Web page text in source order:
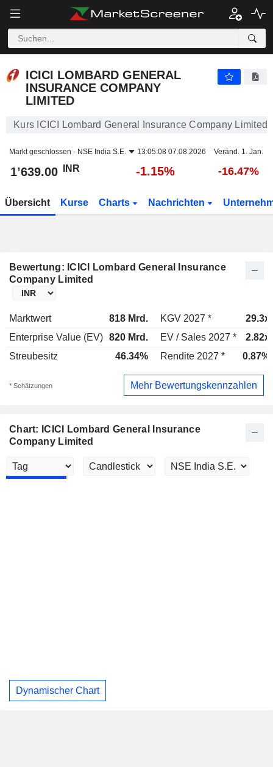
ICICI LOMBARD GENERAL
INSURANCE COMPANY
LIMITED
Kurs ICICI Lombard General Insurance Company Limited
Markt geschlossen - NSE India S.E. 13:05:08 07.08.2026 Veränd. 1. Jan.
1’639.00 INR -1.15% -16.47%
Übersicht Kurse Charts Nachrichten
Bewertung: ICICI Lombard General Insurance
Company Limited
Marktwert 818 Mrd. KGV 2027 *
29.3x
Enterprise Value (EV) 820 Mrd. EV / Sales 2027 *
2.82x
Streubesitz
46.34% Rendite 2027 * 0.87%
* Schätzungen Mehr Bewertungskennzahlen
Chart: ICICI Lombard General Insurance
Company Limited
Dynamischer Chart